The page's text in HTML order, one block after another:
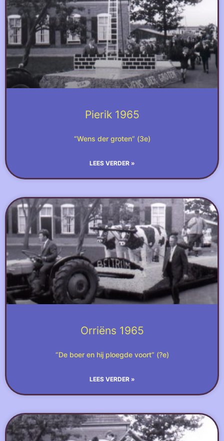
Pierik 1965
“Wens der groten” (3e)
LEES VERDER »
Orriëns 1965
“De boer en hij ploegde voort” (?e)
LEES VERDER »